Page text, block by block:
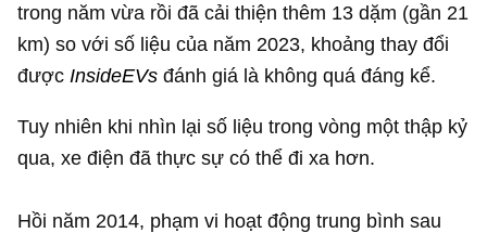
trong năm vừa rồi đã cải thiện thêm 13 dặm (gần 21
km) so với số liệu của năm 2023, khoảng thay đổi
được InsideEVsđánh giá là không quá đáng kể.
Tuy nhiên khi nhìn lại số liệu trong vòng một thập kỷ
qua, xe điện đã thực sự có thể đi xa hơn.
Hồi năm 2014, phạm vi hoạt động trung bình sau